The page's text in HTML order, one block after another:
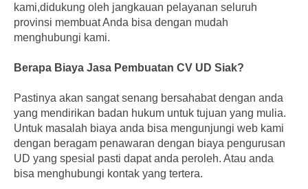
kami,didukung oleh jangkauan pelayanan seluruh
provinsi membuat Anda bisa dengan mudah
menghubungi kami.
Berapa Biaya Jasa Pembuatan CV UD Siak?
Pastinya akan sangat senang bersahabat dengan anda
yang mendirikan badan hukum untuk tujuan yang mulia.
Untuk masalah biaya anda bisa mengunjungi web kami
dengan beragam penawaran dengan biaya pengurusan
UD yang spesial pasti dapat anda peroleh. Atau anda
bisa menghubungi kontak yang tertera.